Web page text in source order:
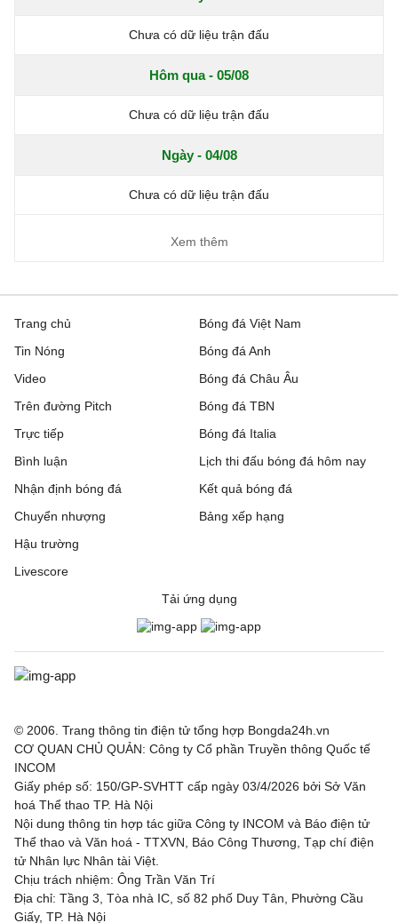
Chưa có dữ liệu trận đấu
Hôm qua - 05/08
Chưa có dữ liệu trận đấu
Ngày - 04/08
Chưa có dữ liệu trận đấu
Xem thêm
Trang chủ
Tin Nóng
Video
Trên đường Pitch
Trực tiếp
Bóng đá Việt Nam
Bóng đá Anh
Bóng đá Châu Âu
Bóng đá TBN
Bóng đá Italia
Bình luận
Nhận định bóng đá
Chuyển nhượng
Hậu trường
Livescore
Lịch thi đấu bóng đá hôm nay
Kết quả bóng đá
Bảng xếp hạng
Tải ứng dụng
© 2006. Trang thông tin điện tử tổng hợp Bongda24h.vn
CƠ QUAN CHỦ QUẢN: Công ty Cổ phần Truyền thông Quốc tế
INCOM
Giấy phép số: 150/GP-SVHTT cấp ngày 03/4/2026 bởi Sở Văn
hoá Thể thao TP. Hà Nội
Nội dung thông tin hợp tác giữa Công ty INCOM và Báo điện tử
Thể thao và Văn hoá - TTXVN, Báo Công Thương, Tạp chí điện
tử Nhân lực Nhân tài Việt.
Chịu trách nhiệm: Ông Trần Văn Trí
Địa chỉ: Tầng 3, Tòa nhà IC, số 82 phố Duy Tân, Phường Cầu
Giấy, TP. Hà Nội